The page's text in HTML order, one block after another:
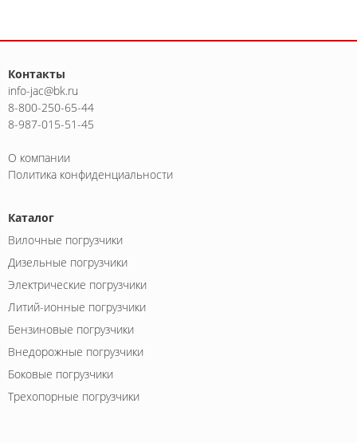
Контакты
info-jac@bk.ru
8-800-250-65-44
8-987-015-51-45
О компании
Политика конфиденциальности
Каталог
Вилочные погрузчики
Дизельные погрузчики
Электрические погрузчики
Литий-ионные погрузчики
Бензиновые погрузчики
Внедорожные погрузчики
Боковые погрузчики
Трехопорные погрузчики